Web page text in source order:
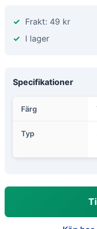
Frakt: 49 kr
I lager
Specifikationer
Färg
Typ